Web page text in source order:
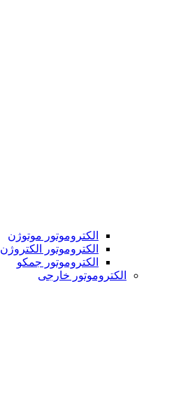
الکتروموتور موتوژن
الکتروموتور الکتروژن
الکتروموتور جمکو
الکتروموتور خارجی